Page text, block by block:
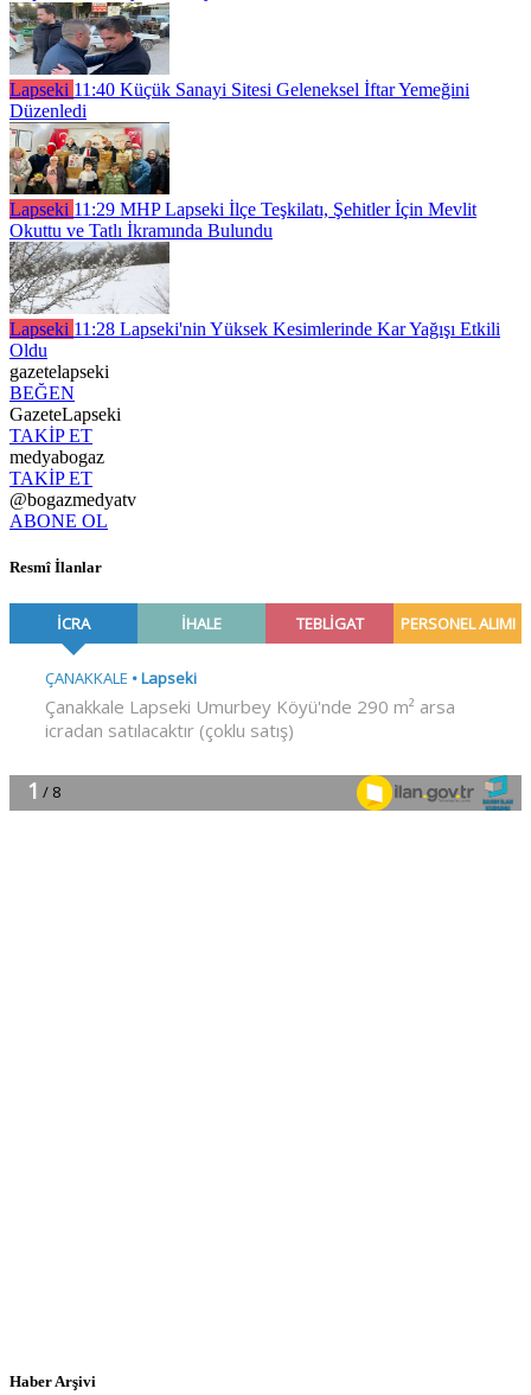
Lapseki 11:40 Küçük Sanayi Sitesi Geleneksel İftar Yemeğini
Düzenledi
Lapseki 11:29 MHP Lapseki İlçe Teşkilatı, Şehitler İçin Mevlit
Okuttu ve Tatlı İkramında Bulundu
Lapseki 11:28 Lapseki'nin Yüksek Kesimlerinde Kar Yağışı Etkili
Oldu
gazetelapseki
BEĞEN
GazeteLapseki
TAKİP ET
medyabogaz
TAKİP ET
@bogazmedyatv
ABONE OL
Resmî İlanlar
Haber Arşivi